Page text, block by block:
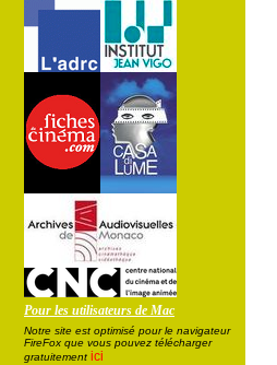
Pour les utilisateurs de Mac
Notre site est optimisé pour le navigateur
FireFox que vous pouvez télécharger
gratuitement ici